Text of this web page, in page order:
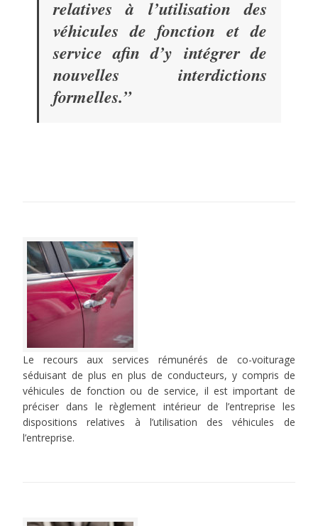
relatives à l’utilisation des
véhicules de fonction et de
service afin d’y intégrer de
nouvelles interdictions
formelles.”
Le recours aux services rémunérés de co-voiturage
séduisant de plus en plus de conducteurs, y compris de
véhicules de fonction ou de service, il est important de
préciser dans le règlement intérieur de l’entreprise les
dispositions relatives à l’utilisation des véhicules de
l’entreprise.